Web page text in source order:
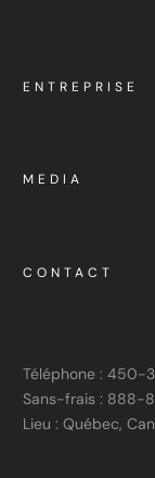
ENTREPRISE
MEDIA
CONTACT
Téléphone : 450-
Sans-frais : 888-
Lieu : Québec,